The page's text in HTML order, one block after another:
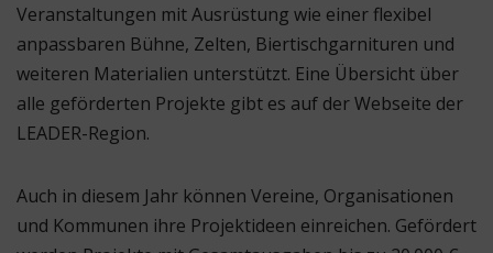
Veranstaltungen mit Ausrüstung wie einer flexibel
anpassbaren Bühne, Zelten, Biertischgarnituren und
weiteren Materialien unterstützt. Eine Übersicht über
alle geförderten Projekte gibt es auf der Webseite der
LEADER-Region.
Auch in diesem Jahr können Vereine, Organisationen
und Kommunen ihre Projektideen einreichen. Gefördert